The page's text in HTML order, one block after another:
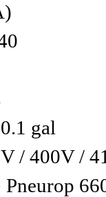
gal
/ 400V /